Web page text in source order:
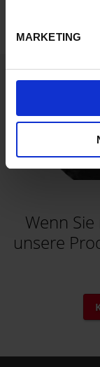
MARKETING
Wenn
unsere